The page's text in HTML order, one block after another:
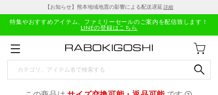
【お知らせ】熊本地域地震の影響による配送遅延 詳細
特集やおすすめアイテム、ファミリーセールのご案内を配信致します！
LINEの登録はこちら